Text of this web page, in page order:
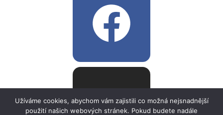
Užíváme cookies, abychom vám zajistili co možná nejsnadnější
použití našich webových stránek. Pokud budete nadále